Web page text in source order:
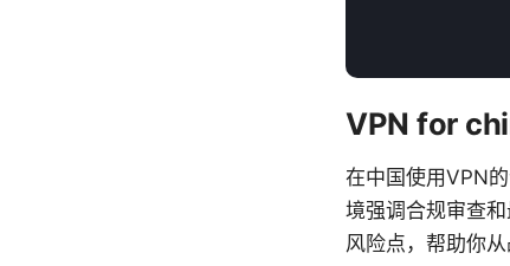
VPN for
在中国使用VPN
境强调合规审查
风险点，帮助你从